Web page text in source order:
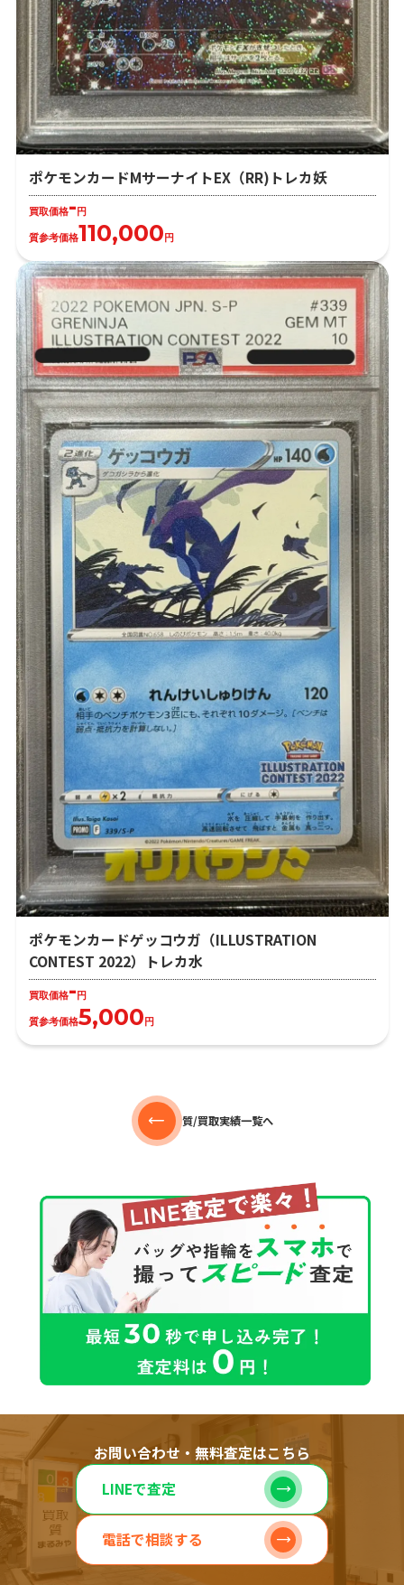
ポケモンカードMサーナイトEX（RR)トレカ妖
買取価格- 円
質参考価格110,000 円
ポケモンカードゲッコウガ（ILLUSTRATION
CONTEST 2022）トレカ水
買取価格- 円
質参考価格5,000 円
質/買取実績一覧へ
お問い合わせ・無料査定はこちら
LINEで査定
電話で相談する